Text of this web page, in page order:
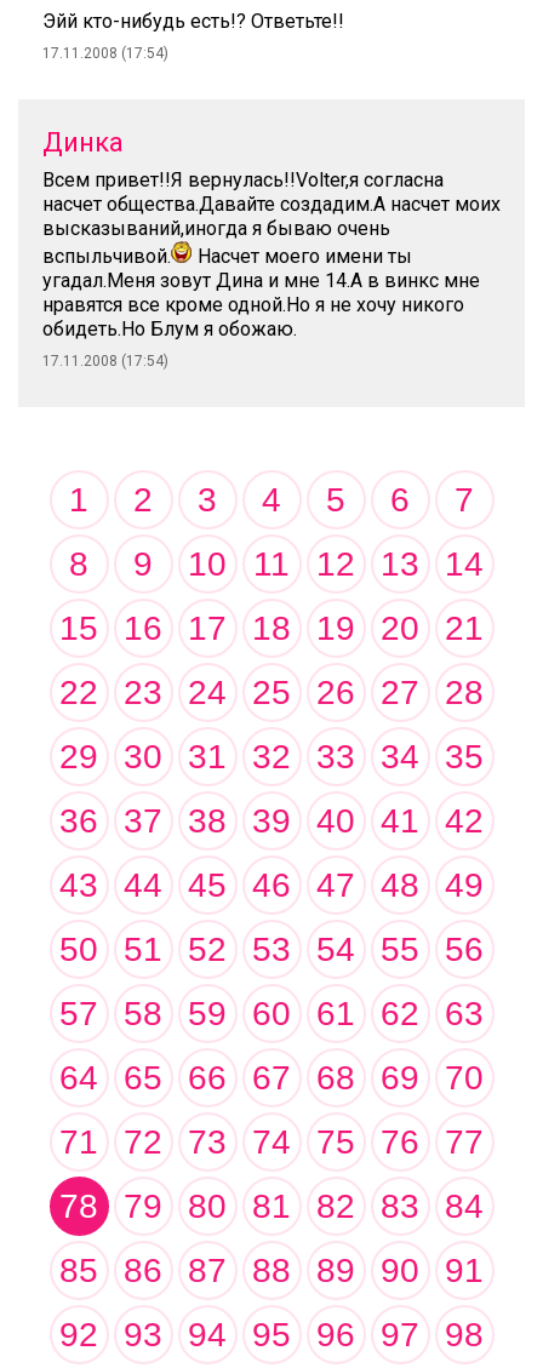
Эйй кто-нибудь есть!? Ответьте!!
17.11.2008 (17:54)
Динка
Всем привет!!Я вернулась!!Volter,я согласна
насчет общества.Давайте создадим.А насчет моих
высказываний,иногда я бываю очень
вспыльчивой.
Насчет моего имени ты
угадал.Меня зовут Дина и мне 14.А в винкс мне
нравятся все кроме одной.Но я не хочу никого
обидеть.Но Блум я обожаю.
17.11.2008 (17:54)
1 2 3 4 5 6
7
8
9 10 11 12 13
14
15
16 17 18 19 20
21
22
23 24 25 26 27
28
29
30 31 32 33 34
35
36
37 38 39 40 41
42
43
44 45 46 47 48
49
50
51 52 53 54 55
56
57
58 59 60 61 62
63
64
65 66 67 68 69
70
71
72 73 74 75 76
77
78
79 80 81 82 83
84
85
86 87 88 89 90
91
92
93 94 95 96 97
98